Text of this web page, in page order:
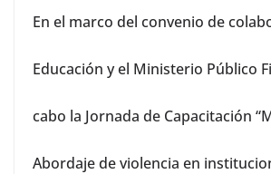
En el marco del convenio de
Educación y el Ministerio Público
cabo la Jornada de Capacitación
Abordaje de violencia en